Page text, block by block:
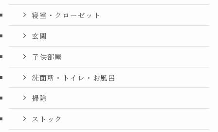
寝室・クローゼット
玄関
子供部屋
洗面所・トイレ・お風呂
掃除
ストック